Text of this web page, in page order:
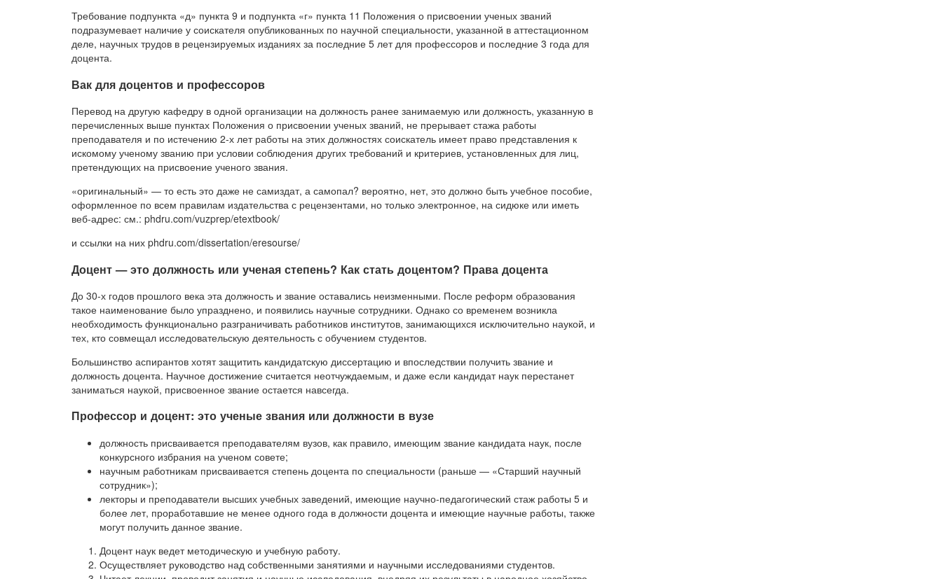
Требование подпункта «д» пункта 9 и подпункта «г» пункта 11 Положения о присвоении ученых званий
подразумевает наличие у соискателя опубликованных по научной специальности, указанной в аттестационном
деле, научных трудов в рецензируемых изданиях за последние 5 лет для профессоров и последние 3 года для
доцента.
Вак для доцентов и профессоров
Перевод на другую кафедру в одной организации на должность ранее занимаемую или должность, указанную в
перечисленных выше пунктах Положения о присвоении ученых званий, не прерывает стажа работы
преподавателя и по истечению 2-х лет работы на этих должностях соискатель имеет право представления к
искомому ученому званию при условии соблюдения других требований и критериев, установленных для лиц,
претендующих на присвоение ученого звания.
«оригинальный» — то есть это даже не самиздат, а самопал? вероятно, нет, это должно быть учебное пособие,
оформленное по всем правилам издательства с рецензентами, но только электронное, на сидюке или иметь
веб-адрес: см.: phdru.com/vuzprep/etextbook/
и ссылки на них phdru.com/dissertation/eresourse/
Доцент — это должность или ученая степень? Как стать доцентом? Права доцента
До 30-х годов прошлого века эта должность и звание оставались неизменными. После реформ образования
такое наименование было упразднено, и появились научные сотрудники. Однако со временем возникла
необходимость функционально разграничивать работников институтов, занимающихся исключительно наукой, и
тех, кто совмещал исследовательскую деятельность с обучением студентов.
Большинство аспирантов хотят защитить кандидатскую диссертацию и впоследствии получить звание и
должность доцента. Научное достижение считается неотчуждаемым, и даже если кандидат наук перестанет
заниматься наукой, присвоенное звание остается навсегда.
Профессор и доцент: это ученые звания или должности в вузе
должность присваивается преподавателям вузов, как правило, имеющим звание кандидата наук, после
конкурсного избрания на ученом совете;
научным работникам присваивается степень доцента по специальности (раньше — «Старший научный
сотрудник»);
лекторы и преподаватели высших учебных заведений, имеющие научно-педагогический стаж работы 5 и
более лет, проработавшие не менее одного года в должности доцента и имеющие научные работы, также
могут получить данное звание.
Доцент наук ведет методическую и учебную работу.
Осуществляет руководство над собственными занятиями и научными исследованиями студентов.